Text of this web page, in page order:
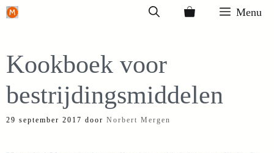
Ga
inhoud
Menu
Kookboek voor
bestrijdingsmiddelen
29 september 2017 door Norbert Mergen